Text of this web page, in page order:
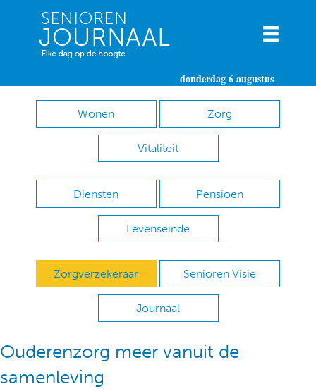
donderdag 6 augustus
Wonen Zorg
Vitaliteit
Diensten Pensioen
Levenseinde
Zorgverzekeraar Senioren Visie
Journaal
Ouderenzorg meer vanuit de
samenleving